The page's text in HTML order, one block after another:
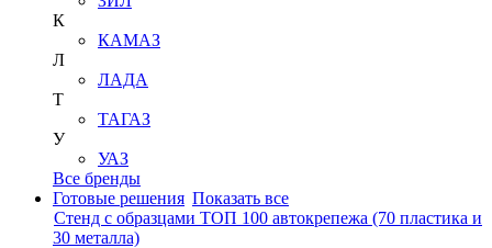
К
КАМАЗ
Л
ЛАДА
Т
ТАГАЗ
У
УАЗ
Все бренды
Готовые решения Показать все
Стенд с образцами ТОП 100 автокрепежа (70 пластика и
30 металла)